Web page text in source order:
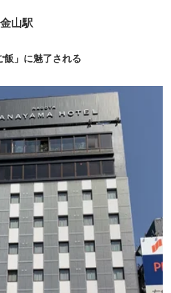
山駅
飯」に魅了される